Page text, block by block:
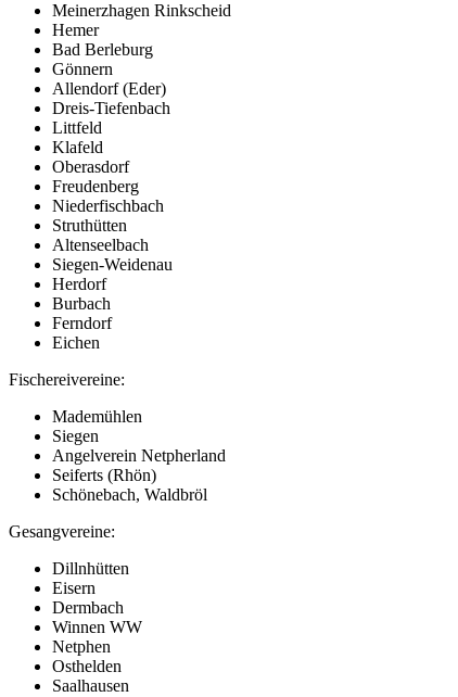
Meinerzhagen Rinkscheid
Hemer
Bad Berleburg
Gönnern
Allendorf (Eder)
Dreis-Tiefenbach
Littfeld
Klafeld
Oberasdorf
Freudenberg
Niederfischbach
Struthütten
Altenseelbach
Siegen-Weidenau
Herdorf
Burbach
Ferndorf
Eichen
Fischereivereine:
Mademühlen
Siegen
Angelverein Netpherland
Seiferts (Rhön)
Schönebach, Waldbröl
Gesangvereine:
Dillnhütten
Eisern
Dermbach
Winnen WW
Netphen
Osthelden
Saalhausen